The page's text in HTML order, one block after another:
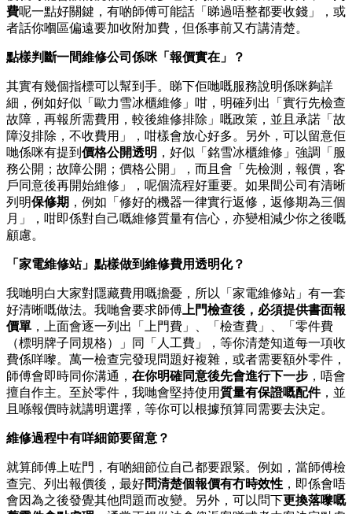
費呢一點好關鍵，有啲師傅可能話「睇過唔整都要收錢」，或
者話你嗰區偏遠要加收附加費，但係事前又冇講清楚。
點樣判斷一間維修公司係咪「報價實在」？
其實有幾個指標可以幫到手。睇下佢哋嘅服務說明係咪夠詳
細，例如好似「歐力雪冰櫃維修」咁，明確列出「實行先檢查
故障，再報所需費用，較後維修排除」嘅政策，並且承諾「故
障沒排除，不收費用」，咁樣會放心好多。另外，可以留意佢
哋係咪有提到 價格公開透明 ，好似「銘雪冰櫃維修」強調「服
務公開；故障公開；價格公開」，而且會「先檢測，報價，客
戶同意後再開始維修」，呢個流程好重要。如果間公司有清晰
列明保修期 ，例如「修好的機器一律實行返修，返修期為三個
月」，咁即係對自己嘅維修質量有信心，亦變相減少你之後嘅
顧慮。
「家電維修站」點樣做到維修費用透明化？
我哋明白大家對隱藏費用嘅擔憂，所以「家電維修站」有一套
好清晰嘅做法。我哋會要求師傅 上門檢查後，必須提供書面報
價單 ，上面會逐一列出「上門費」、「檢查費」、「零件費
（標明牌子同規格）」同「人工費」，等你清楚知道每一項收
費係咩嚟。萬一檢查完發現問題好複雜，或者需要額外零件，
師傅會即時同你溝通， 在你明確同意後先會進行下一步 ，唔會
擅自作主。至於零件，我哋會堅持使用質量有保證嘅配件，並
且喺報價時就講明選擇，等你可以根據預算同需要去決定。
維修過程中有咩細節要留意？
就算師傅上咗門，有啲細節位自己都要跟緊。例如，當師傅檢
查完、列出報價後，最好問清楚個報價有冇時效性 ，即係會唔
會因為之後發覺其他問題而改變。另外，可以問下更換落嚟嘅